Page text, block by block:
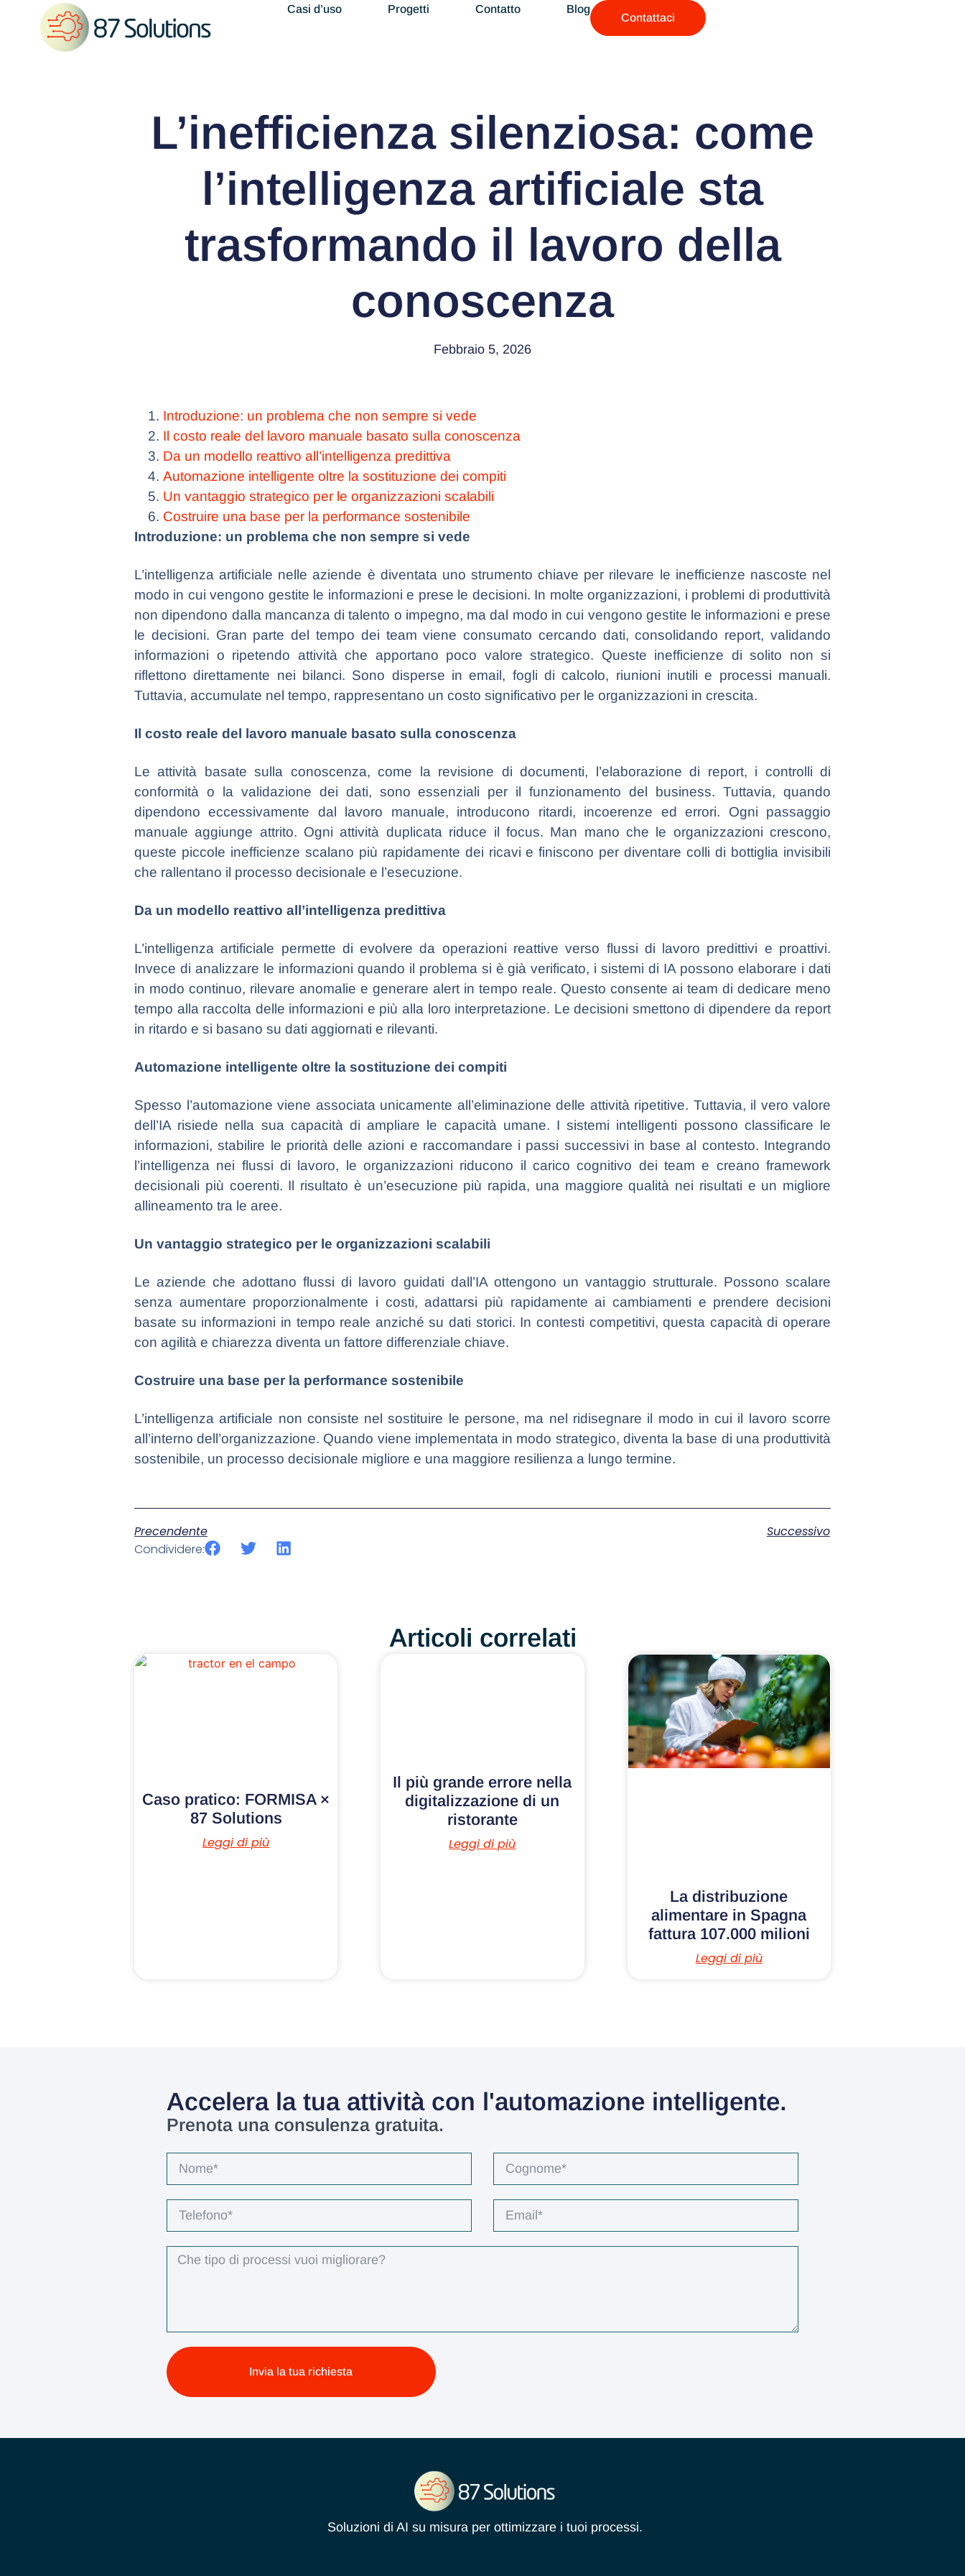
Casi d’uso Progetti Contatto Blog
Contattaci
L’inefficienza silenziosa: come
l’intelligenza artificiale sta
trasformando il lavoro della
conoscenza
Febbraio 5, 2026
Introduzione: un problema che non sempre si vede
Il costo reale del lavoro manuale basato sulla conoscenza
Da un modello reattivo all’intelligenza predittiva
Automazione intelligente oltre la sostituzione dei compiti
Un vantaggio strategico per le organizzazioni scalabili
Costruire una base per la performance sostenibile
Introduzione: un problema che non sempre si vede
L’intelligenza artificiale nelle aziende è diventata uno strumento chiave per rilevare le inefficienze nascoste nel
modo in cui vengono gestite le informazioni e prese le decisioni. In molte organizzazioni, i problemi di produttività
non dipendono dalla mancanza di talento o impegno, ma dal modo in cui vengono gestite le informazioni e prese
le decisioni. Gran parte del tempo dei team viene consumato cercando dati, consolidando report, validando
informazioni o ripetendo attività che apportano poco valore strategico. Queste inefficienze di solito non si
riflettono direttamente nei bilanci. Sono disperse in email, fogli di calcolo, riunioni inutili e processi manuali.
Tuttavia, accumulate nel tempo, rappresentano un costo significativo per le organizzazioni in crescita.
Il costo reale del lavoro manuale basato sulla conoscenza
Le attività basate sulla conoscenza, come la revisione di documenti, l’elaborazione di report, i controlli di
conformità o la validazione dei dati, sono essenziali per il funzionamento del business. Tuttavia, quando
dipendono eccessivamente dal lavoro manuale, introducono ritardi, incoerenze ed errori. Ogni passaggio
manuale aggiunge attrito. Ogni attività duplicata riduce il focus. Man mano che le organizzazioni crescono,
queste piccole inefficienze scalano più rapidamente dei ricavi e finiscono per diventare colli di bottiglia invisibili
che rallentano il processo decisionale e l’esecuzione.
Da un modello reattivo all’intelligenza predittiva
L’intelligenza artificiale permette di evolvere da operazioni reattive verso flussi di lavoro predittivi e proattivi.
Invece di analizzare le informazioni quando il problema si è già verificato, i sistemi di IA possono elaborare i dati
in modo continuo, rilevare anomalie e generare alert in tempo reale. Questo consente ai team di dedicare meno
tempo alla raccolta delle informazioni e più alla loro interpretazione. Le decisioni smettono di dipendere da report
in ritardo e si basano su dati aggiornati e rilevanti.
Automazione intelligente oltre la sostituzione dei compiti
Spesso l’automazione viene associata unicamente all’eliminazione delle attività ripetitive. Tuttavia, il vero valore
dell’IA risiede nella sua capacità di ampliare le capacità umane. I sistemi intelligenti possono classificare le
informazioni, stabilire le priorità delle azioni e raccomandare i passi successivi in base al contesto. Integrando
l’intelligenza nei flussi di lavoro, le organizzazioni riducono il carico cognitivo dei team e creano framework
decisionali più coerenti. Il risultato è un’esecuzione più rapida, una maggiore qualità nei risultati e un migliore
allineamento tra le aree.
Un vantaggio strategico per le organizzazioni scalabili
Le aziende che adottano flussi di lavoro guidati dall’IA ottengono un vantaggio strutturale. Possono scalare
senza aumentare proporzionalmente i costi, adattarsi più rapidamente ai cambiamenti e prendere decisioni
basate su informazioni in tempo reale anziché su dati storici. In contesti competitivi, questa capacità di operare
con agilità e chiarezza diventa un fattore differenziale chiave.
Costruire una base per la performance sostenibile
L’intelligenza artificiale non consiste nel sostituire le persone, ma nel ridisegnare il modo in cui il lavoro scorre
all’interno dell’organizzazione. Quando viene implementata in modo strategico, diventa la base di una produttività
sostenibile, un processo decisionale migliore e una maggiore resilienza a lungo termine.
Precendente
Successivo
Condividere:
Articoli correlati
Caso pratico: FORMISA ×
87 Solutions
Leggi di più
Il più grande errore nella
digitalizzazione di un
ristorante
Leggi di più
La distribuzione
alimentare in Spagna
fattura 107.000 milioni
Leggi di più
Accelera la tua attività con l'automazione intelligente.
Prenota una consulenza gratuita.
Invia la tua richiesta
Soluzioni di AI su misura per ottimizzare i tuoi processi.